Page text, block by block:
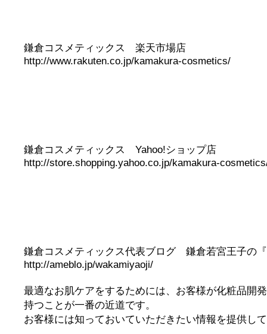
鎌倉コスメティックス 楽天市場店
http://www.rakuten.co.jp/kamakura-cosmetics/
鎌倉コスメティックス Yahoo!ショップ店
http://store.shopping.yahoo.co.jp/kamakura-
鎌倉コスメティックス代表ブログ 鎌倉若宮王子の
http://ameblo.jp/wakamiyaoji/
最適なお肌ケアをするためには、お客様が化粧品開
持つことが一番の近道です。
お客様には知っておいていただきたい情報を提供し